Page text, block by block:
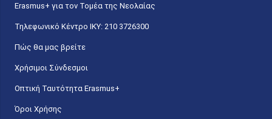
Erasmus+ για τον Τομέα της Νεολαίας
Τηλεφωνικό Κέντρο IKY: 210 3726300
Πώς θα μας βρείτε
Χρήσιμοι Σύνδεσμοι
Οπτική Ταυτότητα Erasmus+
Όροι Χρήσης